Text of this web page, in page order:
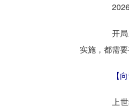
2026
开局之
实施，都需
【
上世